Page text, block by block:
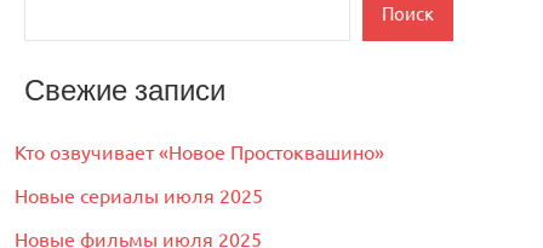
Поиск
Свежие записи
Кто озвучивает «Новое Простоквашино»
Новые сериалы июля 2025
Новые фильмы июля 2025